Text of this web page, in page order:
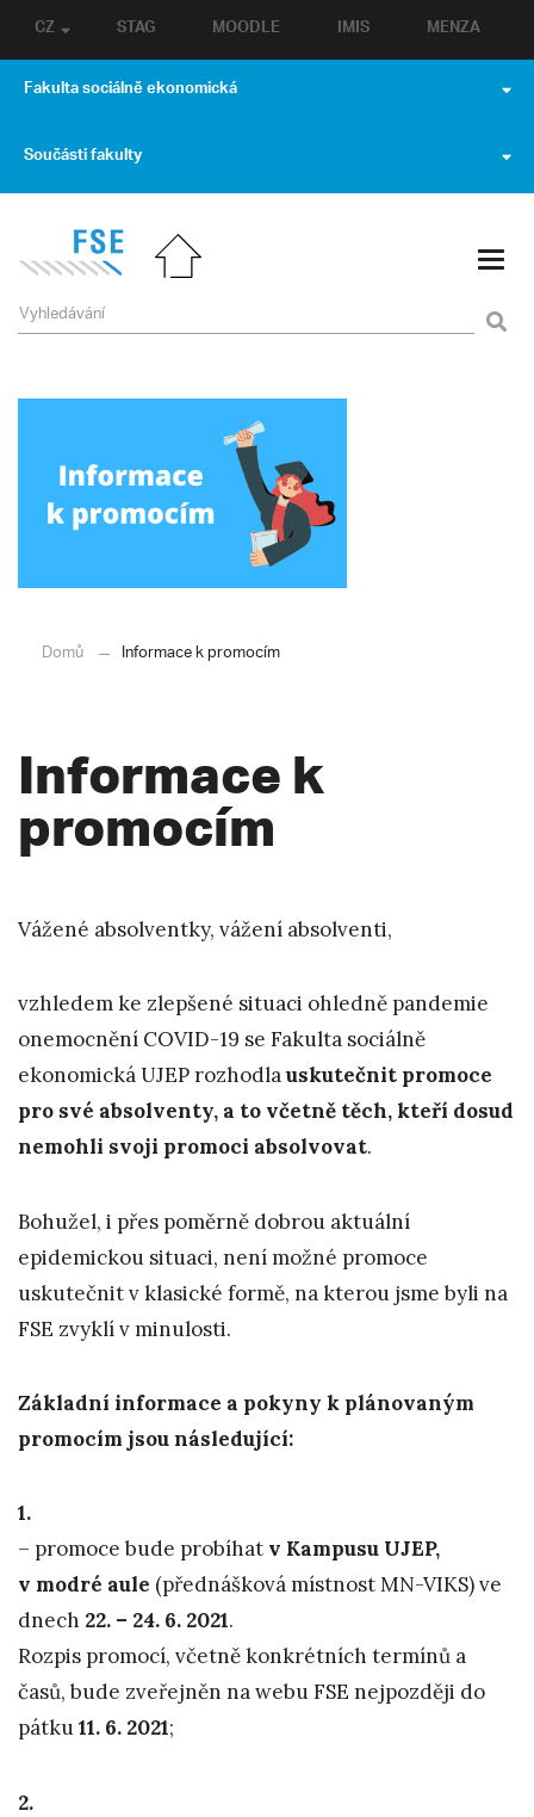
STAG MOODLE IMIS MENZA
CZ
Fakulta sociálně ekonomická
Součásti fakulty
Domů Informace k promocím
Informace k
promocím
Vážené absolventky, vážení absolventi,
vzhledem ke zlepšené situaci ohledně pandemie
onemocnění COVID-19 se Fakulta sociálně
ekonomická UJEP rozhodlauskutečnit promoce
pro své absolventy, a to včetně těch, kteří dosud
nemohli svoji promoci absolvovat.
Bohužel, i přes poměrně dobrou aktuální
epidemickou situaci, není možné promoce
uskutečnit v klasické formě, na kterou jsme byli na
FSE zvyklí v minulosti.
Základní informace a pokyny k plánovaným
promocím jsou následující:
1.
– promoce bude probíhat v Kampusu UJEP,
v modré aule (přednášková místnost MN-VIKS) ve
dnech 22. – 24. 6. 2021.
Rozpis promocí, včetně konkrétních termínů a
časů, bude zveřejněn na webu FSE nejpozději do
pátku11. 6. 2021;
2.